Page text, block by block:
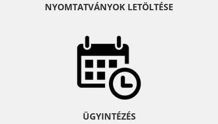
NYOMTATVÁNYOK LETÖLTÉSE
ÜGYINTÉZÉS